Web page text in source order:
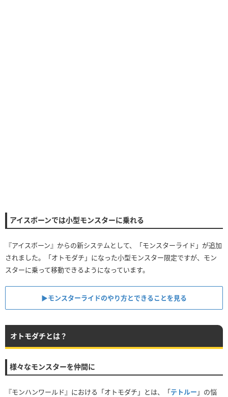
アイスボーンでは小型モンスターに乗れる
『アイスボーン』からの新システムとして、「モンスターライド」が追加
されました。「オトモダチ」になった小型モンスター限定ですが、モン
スターに乗って移動できるようになっています。
▶モンスターライドのやり方とできることを見る
オトモダチとは？
様々なモンスターを仲間に
『モンハンワールド』における「オトモダチ」とは、「テトルー 」の悩